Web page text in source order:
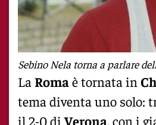
Sebino Nela torna a parlare
La Romaè tornata in
tema diventa uno solo:
il 2-0 diVerona, con i